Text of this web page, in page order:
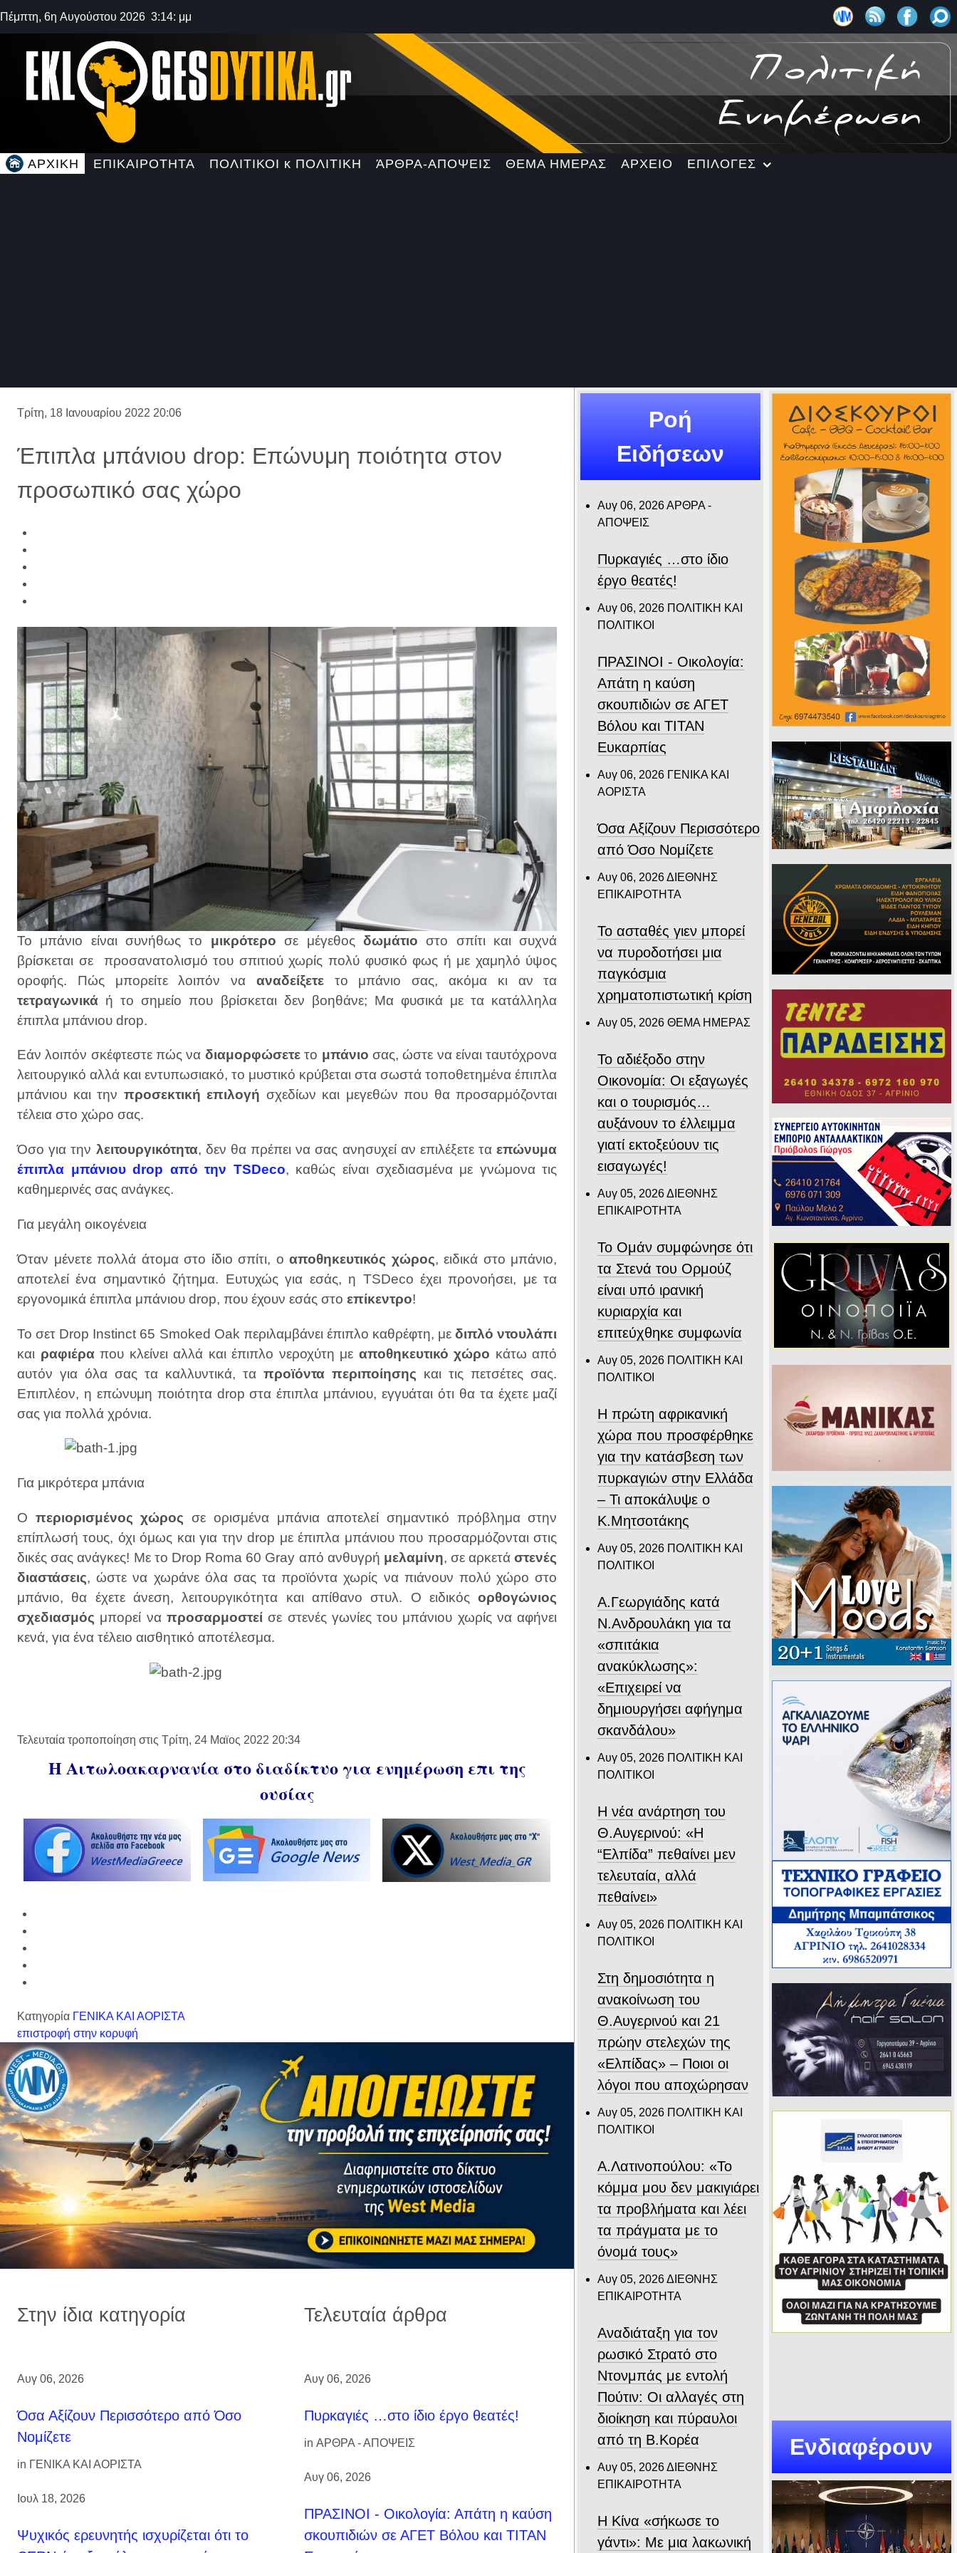
Πέμπτη, 6η Αυγούστου 2026 3:14: μμ
ΑΡΧΙΚΗ ΕΠΙΚΑΙΡΟΤΗΤΑ ΠΟΛΙΤΙΚΟΙ κ ΠΟΛΙΤΙΚΗ ΆΡΘΡΑ-ΑΠΟΨΕΙΣ ΘΕΜΑ ΗΜΕΡΑΣ ΑΡΧΕΙΟ ΕΠΙΛΟΓΕΣ
Τρίτη, 18 Ιανουαρίου 2022 20:06
Έπιπλα μπάνιου drop: Επώνυμη ποιότητα στον
προσωπικό σας χώρο
Το μπάνιο είναι συνήθως το μικρότερο σε μέγεθος δωμάτιο στο σπίτι και συχνά
βρίσκεται σε προσανατολισμό του σπιτιού χωρίς πολύ φυσικό φως ή με χαμηλό ύψος
οροφής. Πώς μπορείτε λοιπόν να αναδείξετετο μπάνιο σας, ακόμα κι αν τα
τετραγωνικά ή το σημείο που βρίσκεται δεν βοηθάνε; Μα φυσικά με τα κατάλληλα
έπιπλα μπάνιου drop.
Εάν λοιπόν σκέφτεστε πώς να διαμορφώσετετο μπάνιο σας, ώστε να είναι ταυτόχρονα
λειτουργικό αλλά και εντυπωσιακό, το μυστικό κρύβεται στα σωστά τοποθετημένα έπιπλα
μπάνιου και την προσεκτική επιλογή σχεδίων και μεγεθών που θα προσαρμόζονται
τέλεια στο χώρο σας.
Όσο για την λειτουργικότητα, δεν θα πρέπει να σας ανησυχεί αν επιλέξετε ταεπώνυμα
έπιπλα μπάνιου drop από την TSDeco, καθώς είναι σχεδιασμένα με γνώμονα τις
καθημερινές σας ανάγκες.
Για μεγάλη οικογένεια
Όταν μένετε πολλά άτομα στο ίδιο σπίτι, οαποθηκευτικός χώρος, ειδικά στο μπάνιο,
αποτελεί ένα σημαντικό ζήτημα. Ευτυχώς για εσάς, η TSDeco έχει προνοήσει, με τα
εργονομικά έπιπλα μπάνιου drop, που έχουν εσάς στο επίκεντρο!
Το σετ Drop Instinct 65 Smoked Oak περιλαμβάνει έπιπλο καθρέφτη, μεδιπλό ντουλάπι
και ραφιέραπου κλείνει αλλά και έπιπλο νεροχύτη με αποθηκευτικό χώρο κάτω από
αυτόν για όλα σας τα καλλυντικά, ταπροϊόντα περιποίησης και τις πετσέτες σας.
Επιπλέον, η επώνυμη ποιότητα drop στα έπιπλα μπάνιου, εγγυάται ότι θα τα έχετε μαζί
σας για πολλά χρόνια.
Για μικρότερα μπάνια
Ο περιορισμένος χώρος σε ορισμένα μπάνια αποτελεί σημαντικό πρόβλημα στην
επίπλωσή τους, όχι όμως και για την drop με έπιπλα μπάνιου που προσαρμόζονται στις
δικές σας ανάγκες! Με το Drop Roma 60 Gray από ανθυγρή μελαμίνη, σε αρκετάστενές
διαστάσεις, ώστε να χωράνε όλα σας τα προϊόντα χωρίς να πιάνουν πολύ χώρο στο
μπάνιο, θα έχετε άνεση, λειτουργικότητα και απίθανο στυλ. Ο ειδικόςορθογώνιος
σχεδιασμός μπορεί να προσαρμοστείσε στενές γωνίες του μπάνιου χωρίς να αφήνει
κενά, για ένα τέλειο αισθητικό αποτέλεσμα.
Τελευταία τροποποίηση στις Τρίτη, 24 Μαϊος 2022 20:34
Η Αιτωλοακαρνανία στο διαδίκτυο για ενημέρωση επι της
ουσίας
Κατηγορία ΓΕΝΙΚΑ ΚΑΙ ΑΟΡΙΣΤΑ
επιστροφή στην κορυφή
Στην ίδια κατηγορία
Αυγ 06, 2026
Όσα Αξίζουν Περισσότερο από Όσο
Νομίζετε
in ΓΕΝΙΚΑ ΚΑΙ ΑΟΡΙΣΤΑ
Ιουλ 18, 2026
Ψυχικός ερευνητής ισχυρίζεται ότι το
Τελευταία άρθρα
Αυγ 06, 2026
Πυρκαγιές …στο ίδιο έργο θεατές!
inΑΡΘΡΑ - ΑΠΟΨΕΙΣ
Αυγ 06, 2026
ΠΡΑΣΙΝΟΙ - Οικολογία: Απάτη η καύση
σκουπιδιών σε ΑΓΕΤ Βόλου και ΤΙΤΑΝ
Ροή
Ειδήσεων
Αυγ 06, 2026ΑΡΘΡΑ -
ΑΠΟΨΕΙΣ
Πυρκαγιές …στο ίδιο
έργο θεατές!
Αυγ 06, 2026 ΠΟΛΙΤΙΚΗ ΚΑΙ
ΠΟΛΙΤΙΚΟΙ
ΠΡΑΣΙΝΟΙ - Οικολογία:
Απάτη η καύση
σκουπιδιών σε ΑΓΕΤ
Βόλου και ΤΙΤΑΝ
Ευκαρπίας
Αυγ 06, 2026 ΓΕΝΙΚΑ ΚΑΙ
ΑΟΡΙΣΤΑ
Όσα Αξίζουν Περισσότερο
από Όσο Νομίζετε
Αυγ 06, 2026ΔΙΕΘΝΗΣ
ΕΠΙΚΑΙΡΟΤΗΤΑ
Το ασταθές γιεν μπορεί
να πυροδοτήσει μια
παγκόσμια
χρηματοπιστωτική κρίση
Αυγ 05, 2026 ΘΕΜΑ ΗΜΕΡΑΣ
Το αδιέξοδο στην
Οικονομία: Οι εξαγωγές
και ο τουρισμός…
αυξάνουν το έλλειμμα
γιατί εκτοξεύουν τις
εισαγωγές!
Αυγ 05, 2026ΔΙΕΘΝΗΣ
ΕΠΙΚΑΙΡΟΤΗΤΑ
Το Ομάν συμφώνησε ότι
τα Στενά του Ορμούζ
είναι υπό ιρανική
κυριαρχία και
επιτεύχθηκε συμφωνία
Αυγ 05, 2026 ΠΟΛΙΤΙΚΗ ΚΑΙ
ΠΟΛΙΤΙΚΟΙ
Η πρώτη αφρικανική
χώρα που προσφέρθηκε
για την κατάσβεση των
πυρκαγιών στην Ελλάδα
– Τι αποκάλυψε ο
Κ.Μητσοτάκης
Αυγ 05, 2026 ΠΟΛΙΤΙΚΗ ΚΑΙ
ΠΟΛΙΤΙΚΟΙ
Α.Γεωργιάδης κατά
Ν.Ανδρουλάκη για τα
«σπιτάκια
ανακύκλωσης»:
«Επιχειρεί να
δημιουργήσει αφήγημα
σκανδάλου»
Αυγ 05, 2026 ΠΟΛΙΤΙΚΗ ΚΑΙ
ΠΟΛΙΤΙΚΟΙ
Η νέα ανάρτηση του
Θ.Αυγερινού: «Η
“Ελπίδα” πεθαίνει μεν
τελευταία, αλλά
πεθαίνει»
Αυγ 05, 2026 ΠΟΛΙΤΙΚΗ ΚΑΙ
ΠΟΛΙΤΙΚΟΙ
Στη δημοσιότητα η
ανακοίνωση του
Θ.Αυγερινού και 21
πρώην στελεχών της
«Ελπίδας» – Ποιοι οι
λόγοι που αποχώρησαν
Αυγ 05, 2026 ΠΟΛΙΤΙΚΗ ΚΑΙ
ΠΟΛΙΤΙΚΟΙ
Α.Λατινοπούλου: «Το
κόμμα μου δεν μακιγιάρει
τα προβλήματα και λέει
τα πράγματα με το
όνομά τους»
Αυγ 05, 2026ΔΙΕΘΝΗΣ
ΕΠΙΚΑΙΡΟΤΗΤΑ
Αναδιάταξη για τον
ρωσικό Στρατό στο
Ντονμπάς με εντολή
Πούτιν: Οι αλλαγές στη
διοίκηση και πύραυλοι
από τη Β.Κορέα
Αυγ 05, 2026ΔΙΕΘΝΗΣ
ΕΠΙΚΑΙΡΟΤΗΤΑ
Η Κίνα «σήκωσε το
γάντι»: Με μια λακωνική
Ενδιαφέρουν